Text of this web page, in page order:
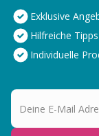
Exklusive
Hilfreiche
Individuelle
Deine E-Mail